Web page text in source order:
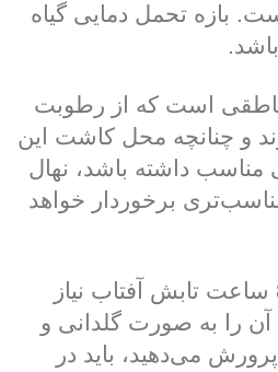
است. بازه تحمل دمایی گیاه
است که از رطوبت
و چنانچه محل کاشت این
مناسب داشته باشد، نهال
برخوردار خواهد
استار فروت به 6 تا 8 ساعت تابش آفتاب نیاز
آن را به صورت گلدانی و
می‌دهید، باید در